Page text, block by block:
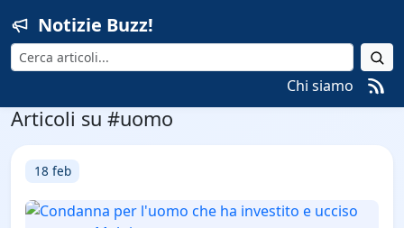
Notizie Buzz!
Cerca
Chi siamo
Articoli su #uomo
18 feb